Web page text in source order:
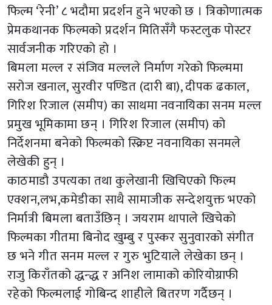
फिल्म ‘रेनी’ ८ भदौमा प्रदर्शन हुने भएको छ । त्रिकोणात्मक
प्रेमकथानक फिल्मको प्रदर्शन मितिसँगै फस्टलुक पोस्टर
सार्वजनीक गरिएको हो ।
बिमला मल्ल र संजिव मल्लले निर्माण गरेको फिल्ममा
सरोज खनाल, सुरवीर पण्डित (दारी बा), दीपक ढकाल,
गिरिश रिजाल (समीप) का साथमा नवनायिका सनम मल्ल
प्रमुख भूमिकामा छन् । गिरिश रिजाल (समीप) को
निर्देशनमा बनेको फिल्मको स्क्रिप्ट नवनायिका सनमले
लेखेकी हुन् ।
काठमाडौ उपत्यका तथा कुलेखानी खिचिएको फिल्म
एक्शन,लभ,कमेडीका साथै सामाजीक सन्देशयुक्त भएको
निर्मात्री बिमला बताउँछिन् । जयराम थापाले खिचेको
फिल्मका गीतमा बिनोद खुम्बु र पुस्कर सुनुवारको संगीत
छ भने गीत सनम मल्ल र गुरु भुटियाले लेखेका छन् ।
राजु किराँतको द्धन्द्ध र अनिश लामाको कोरियोग्राफी
रहेको फिल्मलाई गोबिन्द शाहीले बितरण गर्दैछन् ।